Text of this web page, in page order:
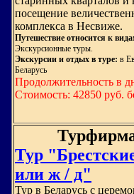
посещение
комплекса в Несвиже.
Путешествие относится к
Экскурсионные туры.
Экскурсии и отдых в туре: в
Беларусь
Продолжительность в
Стоимость: 42850 руб.
Тур
или ж / д"
Тур в Беларусь с